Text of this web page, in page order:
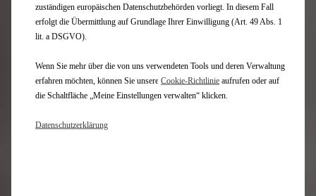
Abweichungen im Cent-Bereich sind möglich. Nur
bei teilnehmenden DS AUTOMOBILES Partnern.
Überführungs- und Zulassungskosten sind nicht
SA Niederlassung Deutschland bietet bundesweit
Finanzdienstleistungen für die Marke DS
AUTOMOBILES an.
zuständigen europäischen Datenschutzbehörden vorliegt. In diesem Fall
erfolgt die Übermittlung auf Grundlage Ihrer Einwilligung (Art. 49 Abs. 1
lit. a DSGVO).
Wenn Sie mehr über die von uns verwendeten Tools und deren Verwaltung
erfahren möchten, können Sie unsere Cookie‑Richtlinie aufrufen oder auf
die Schaltfläche „Meine Einstellungen verwalten“ klicken.
Datenschutzerklärung